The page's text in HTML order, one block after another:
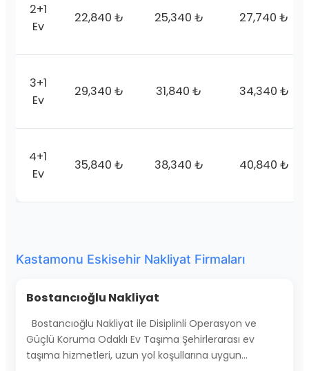
2+1
Ev
22,840 ₺ 25,340 ₺ 27,740 ₺
3+1
Ev
29,340 ₺ 31,840 ₺ 34,340 ₺
4+1
Ev
35,840 ₺ 38,340 ₺ 40,840 ₺
Kastamonu Eskisehir Nakliyat Firmaları
Bostancıoğlu Nakliyat
Bostancıoğlu Nakliyat ile Disiplinli Operasyon ve
Güçlü Koruma Odaklı Ev Taşıma Şehirlerarası ev
taşıma hizmetleri, uzun yol koşullarına uygun…